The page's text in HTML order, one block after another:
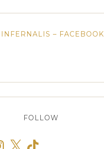
INFERNALIS – FACEBOOK
FOLLOW
X TikTok